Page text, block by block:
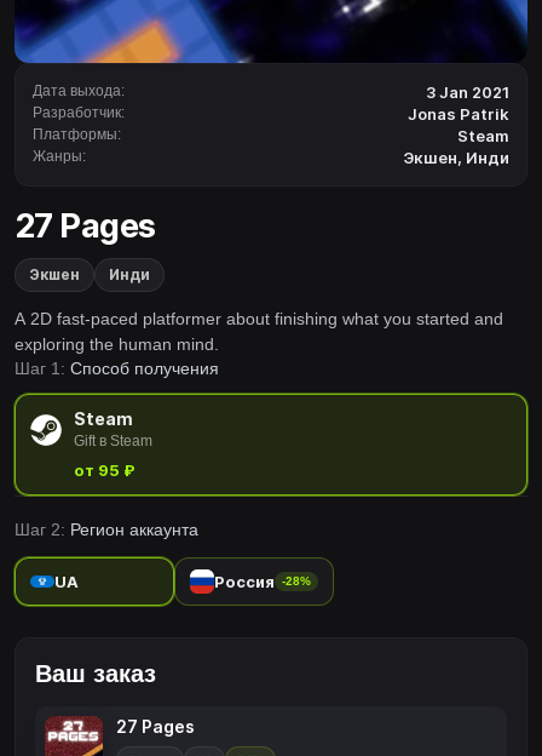
Дата выхода: 3 Jan 2021
Разработчик: Jonas Patrik
Платформы: Steam
Жанры: Экшен, Инди
27 Pages
Экшен Инди
A 2D fast-paced platformer about finishing what you started and
exploring the human mind.
Шаг 1: Способ получения
Steam
Gift в Steam
от 95 ₽
Шаг 2: Регион аккаунта
UA Россия -28%
Ваш заказ
27 Pages